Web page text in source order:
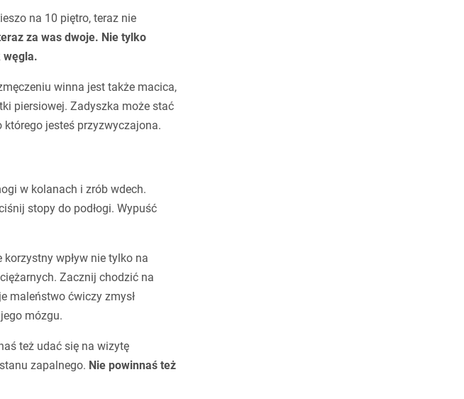
na 10 piętro, teraz nie
za was dwoje. Nie tylko
węgla.
winna jest także macica,
piersiowej. Zadyszka może stać
jesteś przyzwyczajona.
w kolanach i zrób wdech.
stopy do podłogi. Wypuść
korzystny wpływ nie tylko na
Zacznij chodzić na
maleństwo ćwiczy zmysł
mózgu.
też udać się na wizytę
zapalnego. Nie powinnaś też